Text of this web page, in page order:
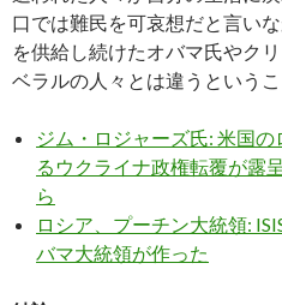
口では難民を可哀想だと言い
を供給し続けたオバマ氏やク
ベラルの人々とは違うというこ
ジム・ロジャーズ氏: 米国
るウクライナ政権転覆が露
ら
ロシア、プーチン大統領:
バマ大統領が作った